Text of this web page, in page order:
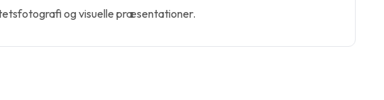
og visuelle præsentationer.